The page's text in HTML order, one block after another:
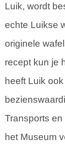
Luik, wordt
echte Luikse
originele
recept kun je
heeft Luik
Transports
het Museum